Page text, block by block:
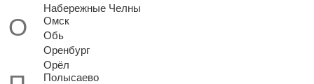
Набережные Челны
Омск
Обь
Оренбург
Орёл
Полысаево